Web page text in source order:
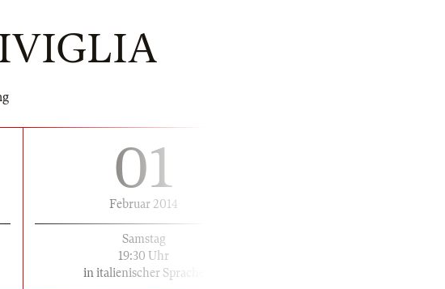
01
Februar 2014
Samstag
19:30 Uhr
in italienischer Sprache